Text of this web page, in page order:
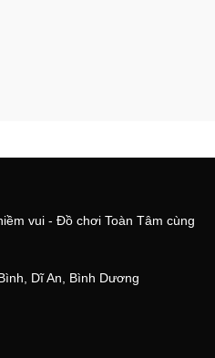
vui - Đồ chơi Toàn Tâm cùng
Dĩ An, Bình Dương